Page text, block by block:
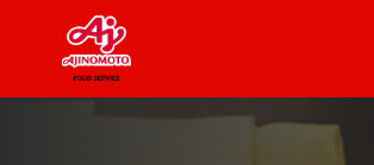
Skip to content